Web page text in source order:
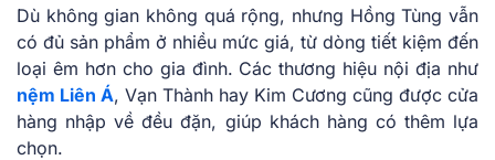
Dù không gian không quá rộng, nhưng Hồng Tùng vẫn
có đủ sản phẩm ở nhiều mức giá, từ dòng tiết kiệm đến
loại êm hơn cho gia đình. Các thương hiệu nội địa như
nệm Liên Á, Vạn Thành hay Kim Cương cũng được cửa
hàng nhập về đều đặn, giúp khách hàng có thêm lựa
chọn.